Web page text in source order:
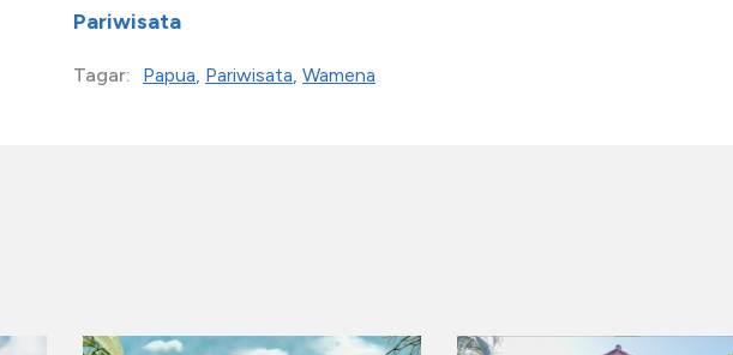
Pariwisata
Tagar: Papua Pariwisata Wamena